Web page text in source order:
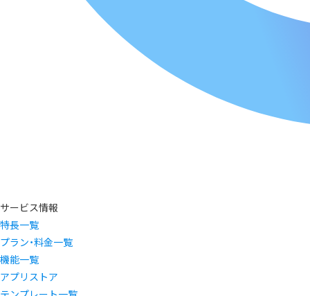
サービス情報
特長一覧
プラン・料金一覧
機能一覧
アプリストア